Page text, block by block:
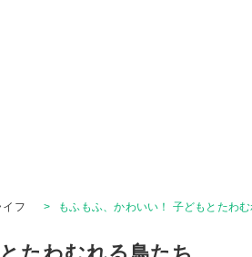
イフ > もふもふ、かわいい！ 子どもとたわ